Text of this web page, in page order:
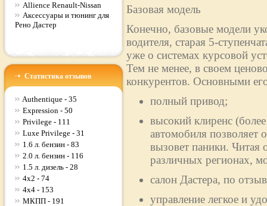
Allience Renault-Nissan
Аксессуары и тюнинг для
Рено Дастер
Статистика отзывов
Authentique - 35
Expression - 50
Privilege - 111
Luxe Privilege - 31
1.6 л. бензин - 83
2.0 л. бензин - 116
1.5 л. дизель - 28
4x2 - 74
4x4 - 153
МКПП - 191
Базовая модель
Конечно, базовые модели
водителя, старая 5-
уже о системах курсовой
Тем не менее, в своем
конкурентов. Основными
полный привод;
высокий клиренс
автомобиля позволяет
вызовет паники. Читая
различных регионах,
салон Дастера, по
управление легкое и